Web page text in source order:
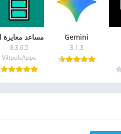
Gemini
3.1.3
8.3.6.5
ViltoolsApps‏